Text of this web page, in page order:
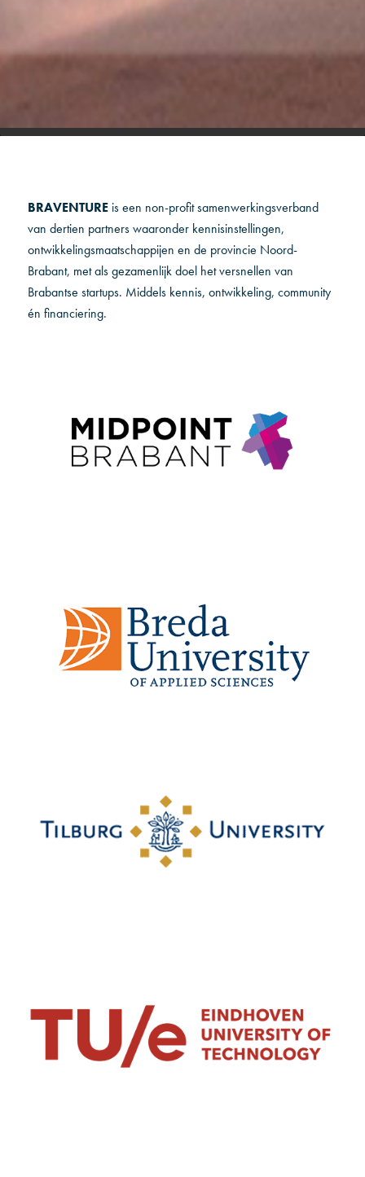
BRAVENTURE is een non-profit samenwerkingsverband
van dertien partners waaronder kennisinstellingen,
ontwikkelingsmaatschappijen en de provincie Noord-
Brabant, met als gezamenlijk doel het versnellen van
Brabantse startups. Middels kennis, ontwikkeling, community
én financiering.